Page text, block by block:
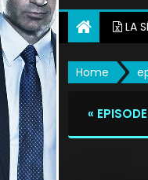
LA
Home
«